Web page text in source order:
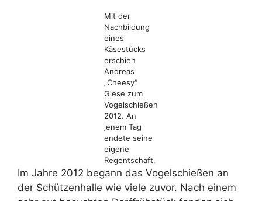
Mit der
Nachbildung
eines
Käsestücks
erschien
Andreas
„Cheesy“
Giese zum
Vogelschießen
2012. An
jenem Tag
endete seine
eigene
Regentschaft.
Im Jahre 2012 begann das Vogelschießen an
der Schützenhalle wie viele zuvor. Nach einem